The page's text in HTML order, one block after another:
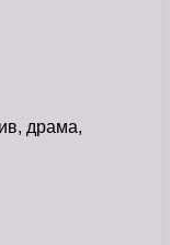
драма,